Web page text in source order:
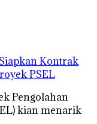
Kontrak
PSEL
Pengolahan
kian menarik